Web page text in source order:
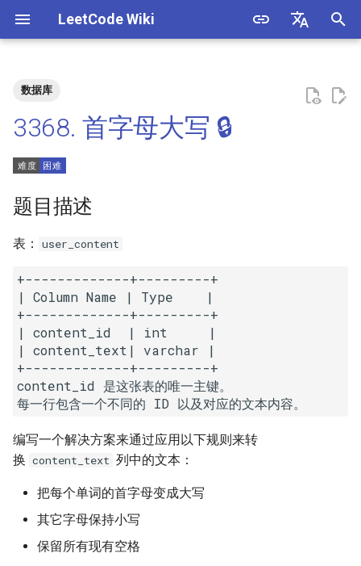
LeetCode Wiki
在
始
化
搜
擎
9. 用两个栈实现队列
10.1. 斐波那契数列
10.2. 青蛙跳台阶问题
12. 矩阵中的路径
13. 机器人的运动范围
14.1. 剪绳子
数
4. 只出现一次的数字
5. 单词长度的最大乘积
6. 排序数组中两个数字之和
7. 数组中和为 0 的三个数
8. 和大于等于 target 的最短子
9. 乘积小于 K 的子数组
10. 和为 k 的子数组
11. 和 1 个数相同的子数组
1.6. 字符串压缩
1.7. 旋转矩阵
1.8. 零矩阵
2.1. 移除重复节点
2.2. 返回倒数第 k 个节点
2.3. 删除中间节点
数据库
3368. 首字母大写 🔒
题目描述
表： user_content
+-------------+---------+
| Column Name | Type    |
+-------------+---------+
| content_id  | int     |
| content_text| varchar |
+-------------+---------+
content_id 是这张表的唯一主键。
编写一个解决方案来通过应用以下规则来转
换 content_text 列中的文本：
把每个单词的首字母变成大写
其它字母保持小写
保留所有现有空格